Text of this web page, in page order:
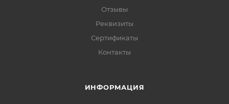
Отзывы
Реквизиты
Сертификаты
Контакты
ИНФОРМАЦИЯ